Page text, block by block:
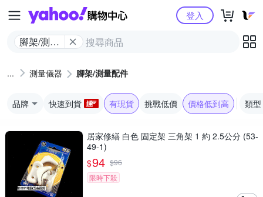
Yahoo購物中心
腳架/測量
登入
測量儀器 腳架/測量配件
品牌 快速到貨 有現貨 挑戰低價 價格低到高 類型
居家修繕 白色 固定架 三角架 1 約 2.5公分 (53-
49-1)
$94 $96
限時下殺